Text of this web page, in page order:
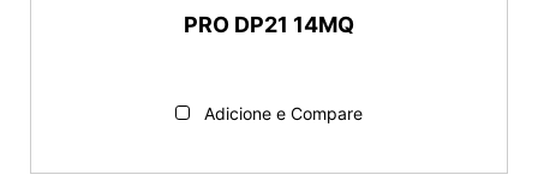
PRO DP21 14MQ
Adicione e Compare